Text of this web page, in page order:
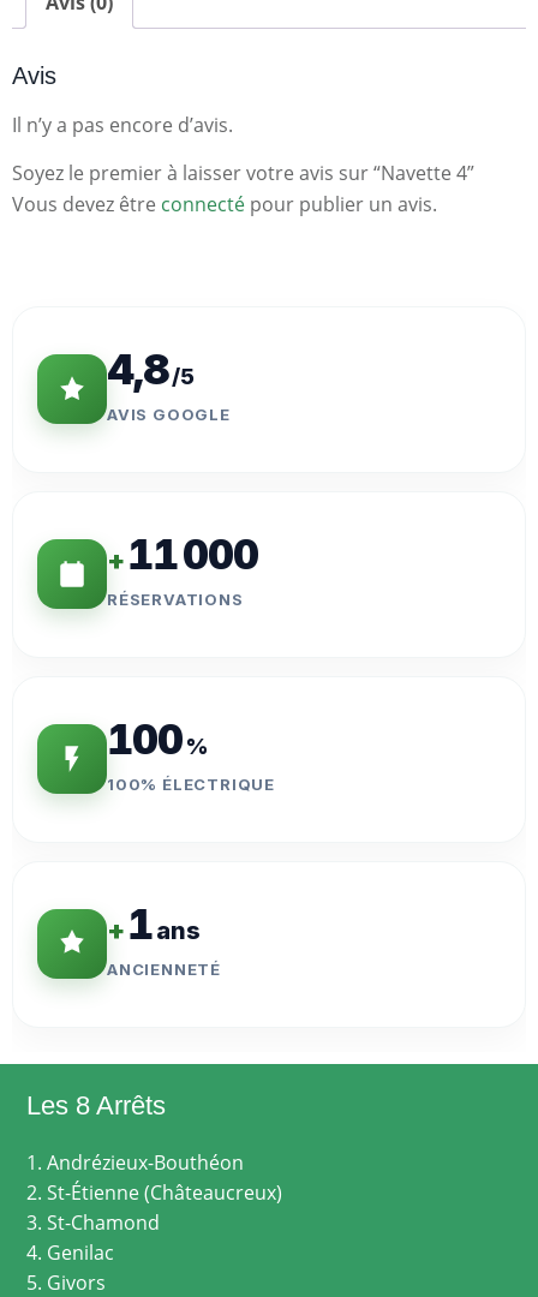
Avis
Il n’y a pas encore d’avis.
Soyez le premier à laisser votre avis sur “Navette 4”
Vous devez être connecté pour publier un avis.
4,8/5
AVIS GOOGLE
+11 000
RÉSERVATIONS
100%
100% ÉLECTRIQUE
+1ans
ANCIENNETÉ
Les 8 Arrêts
1. Andrézieux-Bouthéon
2. St-Étienne (Châteaucreux)
3. St-Chamond
4. Genilac
5. Givors